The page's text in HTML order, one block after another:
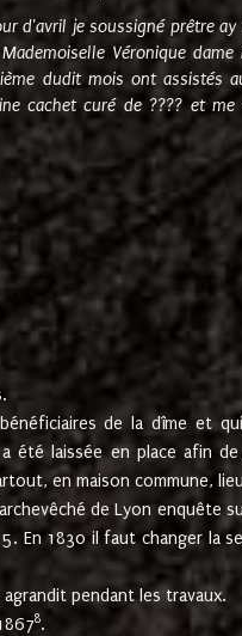
d'avril je soussigné prêtre
Véronique dame
dudit mois ont assistés
cachet curé de ???? et me
de la dîme et
été laissée en place afin
en maison commune,
de Lyon enquête
En 1830 il faut changer la
pendant les travaux.
8.